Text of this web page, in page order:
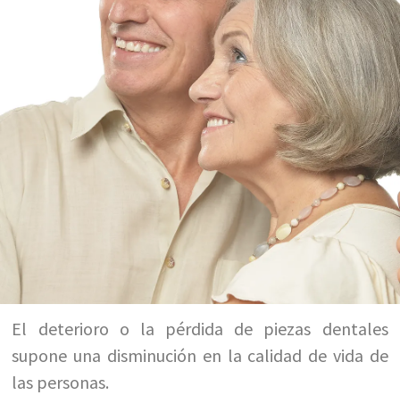
El deterioro o la pérdida de piezas dentales
supone una disminución en la calidad de vida de
las personas.